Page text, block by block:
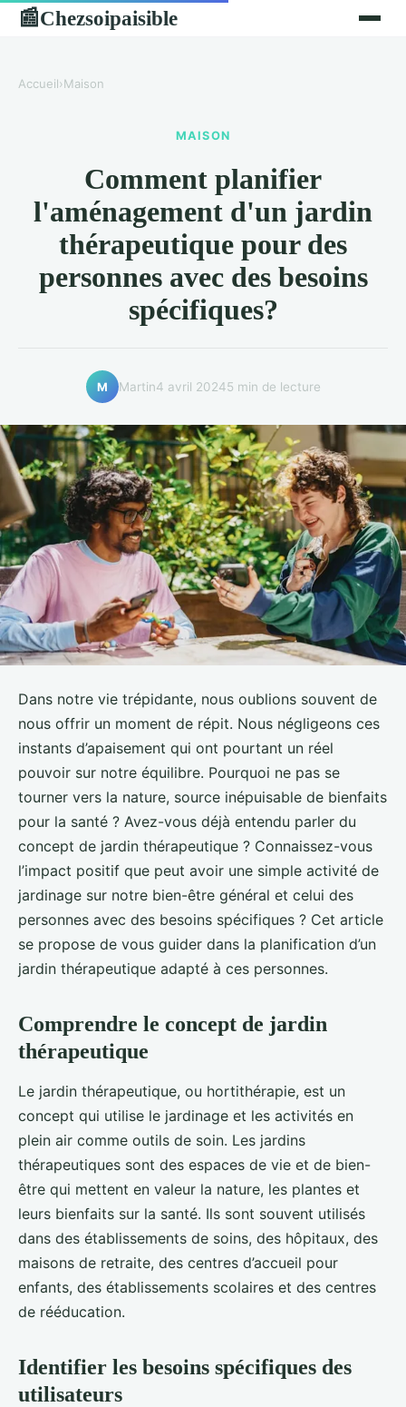
📰Chezsoipaisible
Accueil›Maison
MAISON
Comment planifier
l'aménagement d'un jardin
thérapeutique pour des
personnes avec des besoins
spécifiques?
M Martin4 avril 20245 min de lecture
Dans notre vie trépidante, nous oublions souvent de
nous offrir un moment de répit. Nous négligeons ces
instants d’apaisement qui ont pourtant un réel
pouvoir sur notre équilibre. Pourquoi ne pas se
tourner vers la nature, source inépuisable de bienfaits
pour la santé ? Avez-vous déjà entendu parler du
concept de jardin thérapeutique ? Connaissez-vous
l’impact positif que peut avoir une simple activité de
jardinage sur notre bien-être général et celui des
personnes avec des besoins spécifiques ? Cet article
se propose de vous guider dans la planification d’un
jardin thérapeutique adapté à ces personnes.
Comprendre le concept de jardin
thérapeutique
Le jardin thérapeutique, ou hortithérapie, est un
concept qui utilise le jardinage et les activités en
plein air comme outils de soin. Les jardins
thérapeutiques sont des espaces de vie et de bien-
être qui mettent en valeur la nature, les plantes et
leurs bienfaits sur la santé. Ils sont souvent utilisés
dans des établissements de soins, des hôpitaux, des
maisons de retraite, des centres d’accueil pour
enfants, des établissements scolaires et des centres
de rééducation.
Identifier les besoins spécifiques des
utilisateurs